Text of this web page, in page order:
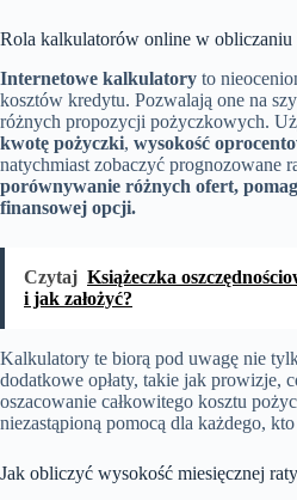
Rola kalkulatorów online w obliczaniu
Internetowe kalkulatory to
kosztów kredytu. Pozwalają one na
różnych propozycji pożyczkowych.
kwotę pożyczki, wysokość
natychmiast zobaczyć prognozowane
porównywanie różnych ofert,
finansowej opcji.
Czytaj Książeczka
i jak założyć?
Kalkulatory te biorą pod uwagę nie
dodatkowe opłaty, takie jak prowizje,
oszacowanie całkowitego kosztu
niezastąpioną pomocą dla każdego,
Jak obliczyć wysokość miesięcznej